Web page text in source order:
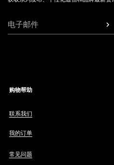
电子邮件
购物帮助
联系我们
我的订单
常见问题